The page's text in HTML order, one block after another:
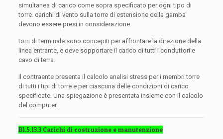
simultanea di carico come sopra specificato per ogni tipo di
torre. carichi di vento sulla torre di estensione della gamba
devono essere presi in considerazione.
torri di terminale sono concepiti per affrontare la direzione della
linea entrante, e deve sopportare il carico di tutti i conduttori e
cavo di terra.
Il contraente presenta il calcolo analisi stress per i membri torre
di tutti i tipi di torre e per ciascuna delle condizioni di carico
specificate. Una spiegazione è presentata insieme con il calcolo
del computer.
B1.5.13.3 Carichi di costruzione e manutenzione